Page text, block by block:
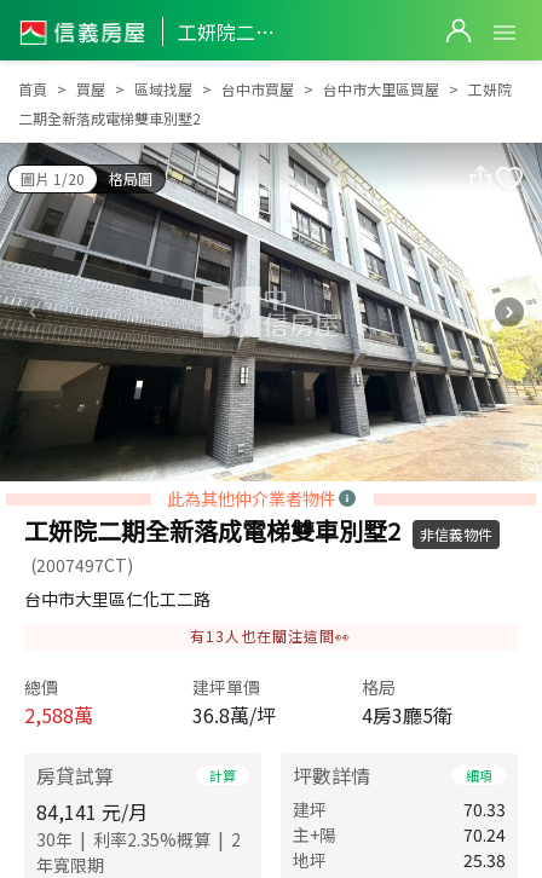
工妍院二期全新落成電梯雙車別墅2
工妍院二期全新落成電梯雙車別墅2
首頁 買屋 區域找屋 台中市買屋 台中市大里區買屋
工妍院
二期全新落成電梯雙車別墅2
圖片 1/20 格局圖
此為其他仲介業者物件
工妍院二期全新落成電梯雙車別墅2 非信義物件
(2007497CT)
台中市大里區仁化工二路
有13 人也在關注這間👀
總價
2,588萬
建坪單價
36.8萬/坪
格局
4房3廳5衛
房貸試算 計算
84,141 元/月
30年 | 利率2.35%概算 | 2
年寬限期
坪數詳情 細項
建坪
70.33
主+陽
70.24
地坪
25.38